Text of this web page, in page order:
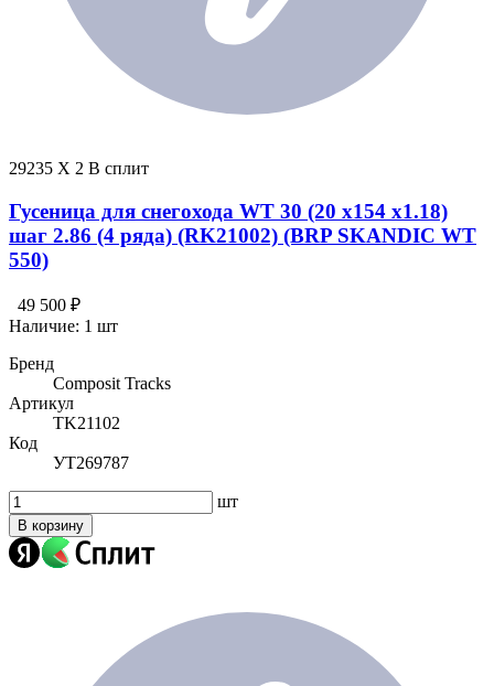
29235 X 2 В сплит
Гусеница для снегохода WT 30 (20 х154 х1.18)
шаг 2.86 (4 ряда) (RK21002) (BRP SKANDIC WT
550)
49 500 ₽
Наличие: 1 шт
Бренд
Composit Tracks
Артикул
TK21102
Код
УТ269787
шт
В корзину